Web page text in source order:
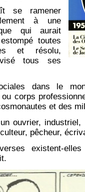
se ramener
à une
qui aurait
toutes
et résolu,
tous ses
dans le
corps
et des
ouvrier, industriel,
pêcheur,
existent-